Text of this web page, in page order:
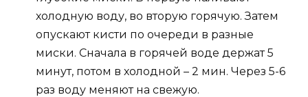
холодную воду, во вторую горячую. Затем
опускают кисти по очереди в разные
миски. Сначала в горячей воде держат 5
минут, потом в холодной – 2 мин. Через 5-6
раз воду меняют на свежую.